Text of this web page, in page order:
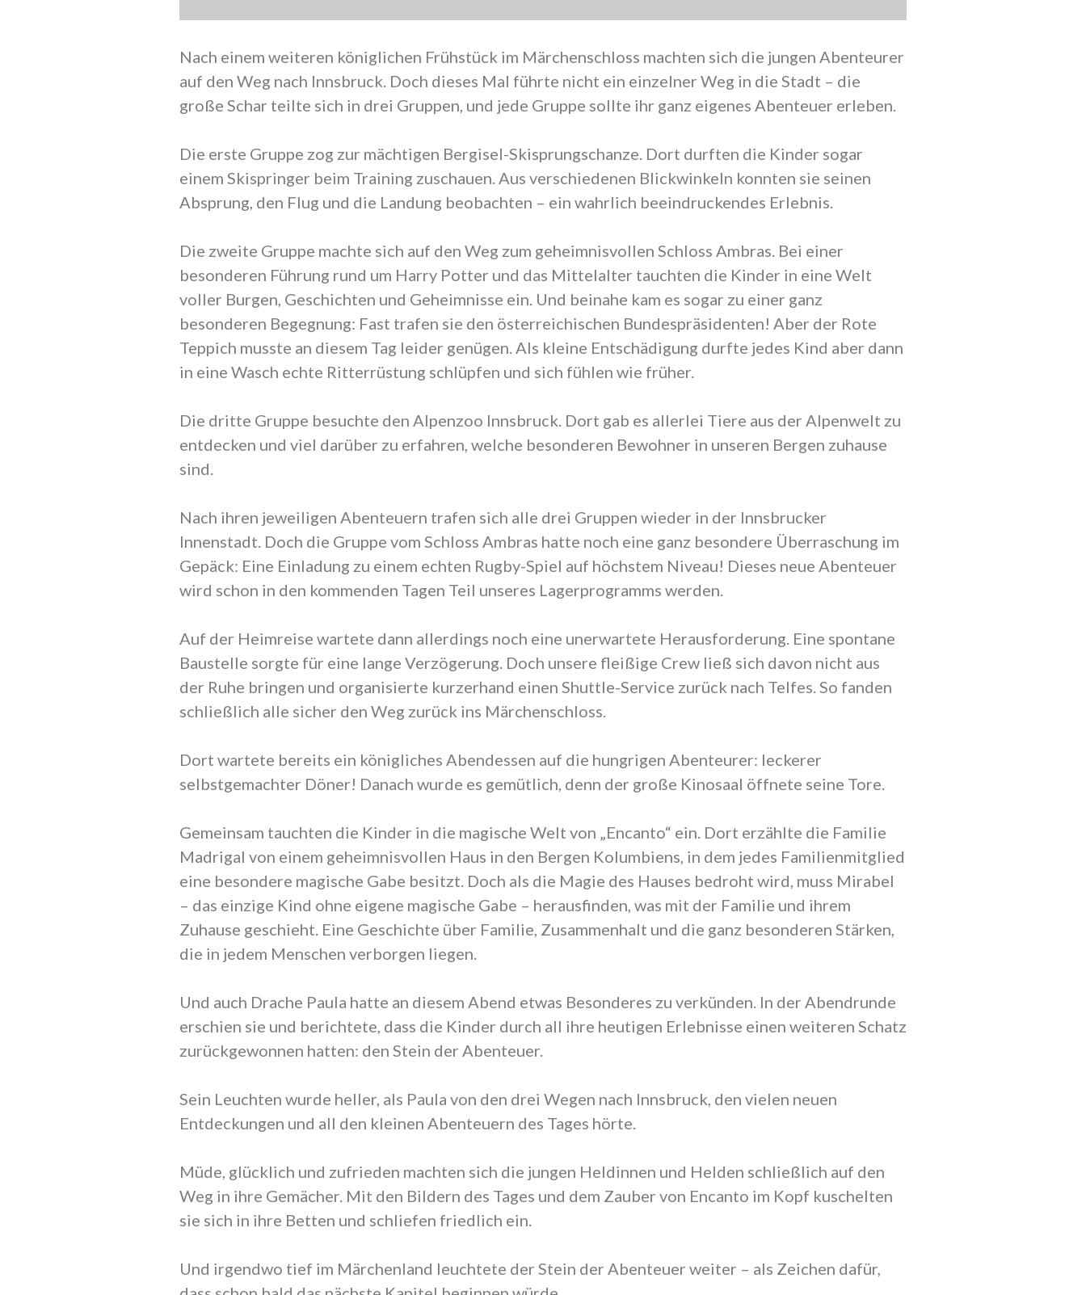
Nach einem weiteren königlichen Frühstück im Märchenschloss machten sich die jungen Abenteurer
auf den Weg nach Innsbruck. Doch dieses Mal führte nicht ein einzelner Weg in die Stadt – die
große Schar teilte sich in drei Gruppen, und jede Gruppe sollte ihr ganz eigenes Abenteuer erleben.
Die erste Gruppe zog zur mächtigen Bergisel-Skisprungschanze. Dort durften die Kinder sogar
einem Skispringer beim Training zuschauen. Aus verschiedenen Blickwinkeln konnten sie seinen
Absprung, den Flug und die Landung beobachten – ein wahrlich beeindruckendes Erlebnis.
Die zweite Gruppe machte sich auf den Weg zum geheimnisvollen Schloss Ambras. Bei einer
besonderen Führung rund um Harry Potter und das Mittelalter tauchten die Kinder in eine Welt
voller Burgen, Geschichten und Geheimnisse ein. Und beinahe kam es sogar zu einer ganz
besonderen Begegnung: Fast trafen sie den österreichischen Bundespräsidenten! Aber der Rote
Teppich musste an diesem Tag leider genügen. Als kleine Entschädigung durfte jedes Kind aber dann
in eine Wasch echte Ritterrüstung schlüpfen und sich fühlen wie früher.
Die dritte Gruppe besuchte den Alpenzoo Innsbruck. Dort gab es allerlei Tiere aus der Alpenwelt zu
entdecken und viel darüber zu erfahren, welche besonderen Bewohner in unseren Bergen zuhause
sind.
Nach ihren jeweiligen Abenteuern trafen sich alle drei Gruppen wieder in der Innsbrucker
Innenstadt. Doch die Gruppe vom Schloss Ambras hatte noch eine ganz besondere Überraschung im
Gepäck: Eine Einladung zu einem echten Rugby-Spiel auf höchstem Niveau! Dieses neue Abenteuer
wird schon in den kommenden Tagen Teil unseres Lagerprogramms werden.
Auf der Heimreise wartete dann allerdings noch eine unerwartete Herausforderung. Eine spontane
Baustelle sorgte für eine lange Verzögerung. Doch unsere fleißige Crew ließ sich davon nicht aus
der Ruhe bringen und organisierte kurzerhand einen Shuttle-Service zurück nach Telfes. So fanden
schließlich alle sicher den Weg zurück ins Märchenschloss.
Dort wartete bereits ein königliches Abendessen auf die hungrigen Abenteurer: leckerer
selbstgemachter Döner! Danach wurde es gemütlich, denn der große Kinosaal öffnete seine Tore.
Gemeinsam tauchten die Kinder in die magische Welt von „Encanto“ ein. Dort erzählte die Familie
Madrigal von einem geheimnisvollen Haus in den Bergen Kolumbiens, in dem jedes Familienmitglied
eine besondere magische Gabe besitzt. Doch als die Magie des Hauses bedroht wird, muss Mirabel
– das einzige Kind ohne eigene magische Gabe – herausfinden, was mit der Familie und ihrem
Zuhause geschieht. Eine Geschichte über Familie, Zusammenhalt und die ganz besonderen Stärken,
die in jedem Menschen verborgen liegen.
Und auch Drache Paula hatte an diesem Abend etwas Besonderes zu verkünden. In der Abendrunde
erschien sie und berichtete, dass die Kinder durch all ihre heutigen Erlebnisse einen weiteren Schatz
zurückgewonnen hatten: den Stein der Abenteuer.
Sein Leuchten wurde heller, als Paula von den drei Wegen nach Innsbruck, den vielen neuen
Entdeckungen und all den kleinen Abenteuern des Tages hörte.
Müde, glücklich und zufrieden machten sich die jungen Heldinnen und Helden schließlich auf den
Weg in ihre Gemächer. Mit den Bildern des Tages und dem Zauber von Encanto im Kopf kuschelten
sie sich in ihre Betten und schliefen friedlich ein.
Und irgendwo tief im Märchenland leuchtete der Stein der Abenteuer weiter – als Zeichen dafür,